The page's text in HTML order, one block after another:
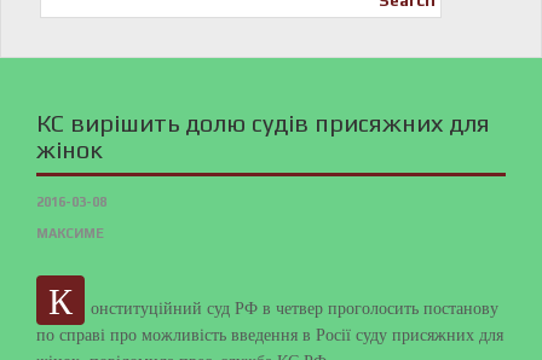
КС вирішить долю судів присяжних для
жінок
2016-03-08
МАКСИМЕ
К
онституційний суд РФ в четвер проголосить постанову
по справі про можливість введення в Росії суду присяжних для